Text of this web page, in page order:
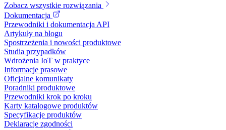
Zobacz wszystkie rozwiązania
Dokumentacja
Przewodniki i dokumentacja API
Artykuły na blogu
Spostrzeżenia i nowości produktowe
Studia przypadków
Wdrożenia IoT w praktyce
Informacje prasowe
Oficjalne komunikaty
Poradniki produktowe
Przewodniki krok po kroku
Karty katalogowe produktów
Specyfikacje produktów
Deklaracje zgodności